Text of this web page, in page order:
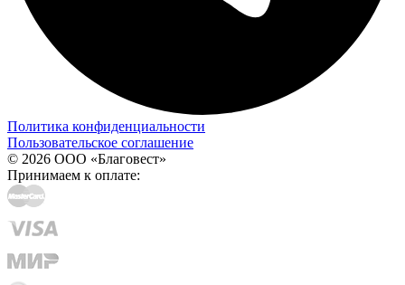
Политика конфиденциальности
Пользовательское соглашение
© 2026 ООО «Благовест»
Принимаем к оплате: